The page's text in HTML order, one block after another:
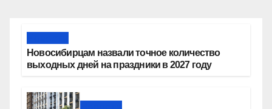
Новосибирцам назвали точное количество
выходных дней на праздники в 2027 году